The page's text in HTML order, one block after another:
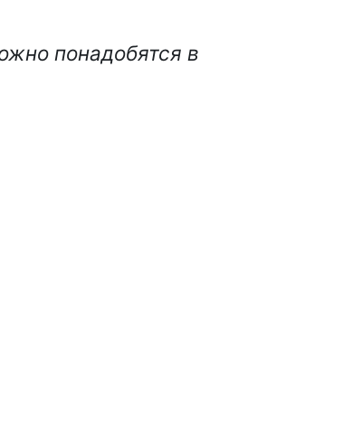
понадобятся в